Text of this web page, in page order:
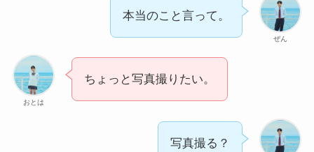
ぜん
本当のこと言って。
おとは
ちょっと写真撮りたい。
写真撮る？